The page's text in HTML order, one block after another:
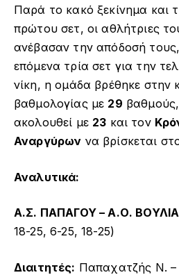
Παρά το κακό ξεκίνημα και
πρώτου σετ, οι αθλήτριες
ανέβασαν την απόδοσή
επόμενα τρία σετ για την
νίκη, η ομάδα βρέθηκε στην
βαθμολογίας με 29
ακολουθεί με 23 και τον
Αναργύρων να βρίσκεται
Αναλυτικά:
Α.Σ. ΠΑΠΑΓΟΥ – Α.Ο.
18-25, 6-25, 18-25)
Διαιτητές: Παπαχατζής Ν.